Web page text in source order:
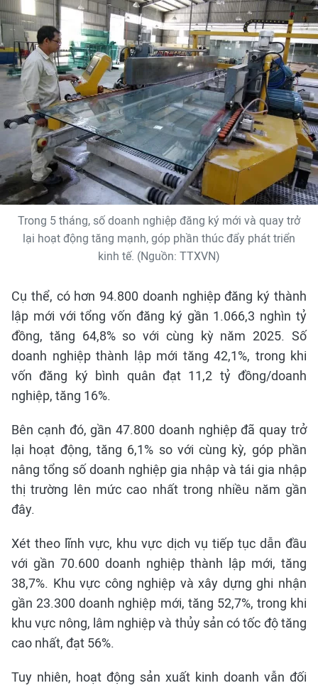
Trong 5 tháng, số doanh nghiệp đăng ký mới và quay trở
lại hoạt động tăng mạnh, góp phần thúc đẩy phát triển
kinh tế. (Nguồn: TTXVN)
Cụ thể, có hơn 94.800 doanh nghiệp đăng ký thành
lập mới với tổng vốn đăng ký gần 1.066,3 nghìn tỷ
đồng, tăng 64,8% so với cùng kỳ năm 2025. Số
doanh nghiệp thành lập mới tăng 42,1%, trong khi
vốn đăng ký bình quân đạt 11,2 tỷ đồng/doanh
nghiệp, tăng 16%.
Bên cạnh đó, gần 47.800 doanh nghiệp đã quay trở
lại hoạt động, tăng 6,1% so với cùng kỳ, góp phần
nâng tổng số doanh nghiệp gia nhập và tái gia nhập
thị trường lên mức cao nhất trong nhiều năm gần
đây.
Xét theo lĩnh vực, khu vực dịch vụ tiếp tục dẫn đầu
với gần 70.600 doanh nghiệp thành lập mới, tăng
38,7%. Khu vực công nghiệp và xây dựng ghi nhận
gần 23.300 doanh nghiệp mới, tăng 52,7%, trong khi
khu vực nông, lâm nghiệp và thủy sản có tốc độ tăng
cao nhất, đạt 56%.
Tuy nhiên, hoạt động sản xuất kinh doanh vẫn đối